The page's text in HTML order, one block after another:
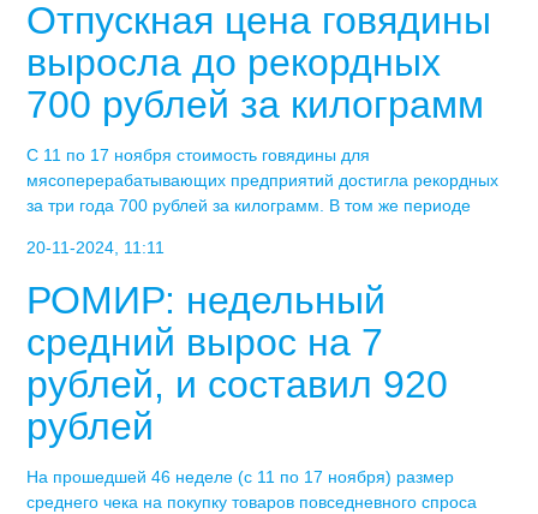
Отпускная цена говядины
выросла до рекордных
700 рублей за килограмм
С 11 по 17 ноября стоимость говядины для
мясоперерабатывающих предприятий достигла рекордных
за три года 700 рублей за килограмм. В том же периоде
20-11-2024, 11:11
РОМИР: недельный
средний вырос на 7
рублей, и составил 920
рублей
На прошедшей 46 неделе (с 11 по 17 ноября) размер
среднего чека на покупку товаров повседневного спроса